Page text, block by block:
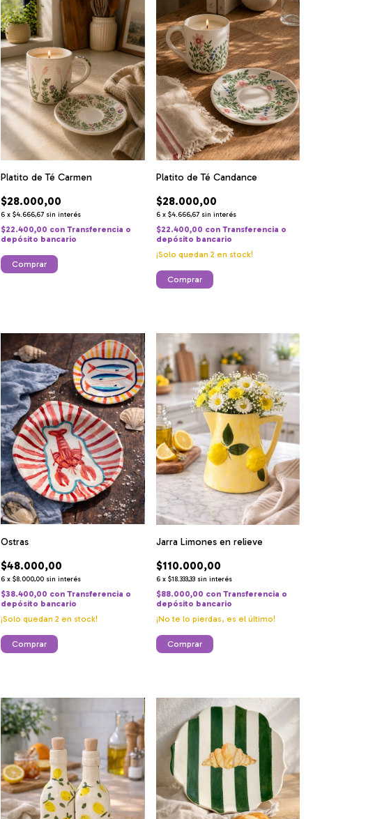
Platito de Té Carmen
$28.000,00
6 x$4.666,67 sin interés
$22.400,00 con Transferencia o
depósito bancario
Platito de Té Candance
$28.000,00
6 x $4.666,67 sin interés
$22.400,00 con Transferencia o
depósito bancario
¡Solo quedan 2 en stock!
Ostras
$48.000,00
6 x$8.000,00 sin interés
$38.400,00 con Transferencia o
depósito bancario
¡Solo quedan2 en stock!
Comprar
Jarra Limones en relieve
$110.000,00
6 x $18.333,33 sin interés
$88.000,00 con Transferencia o
depósito bancario
¡No te lo pierdas, es el último!